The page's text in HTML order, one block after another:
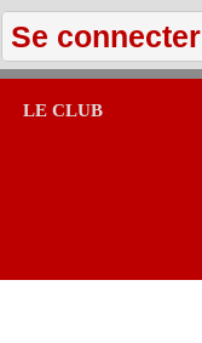
Se connecter
LE CLUB